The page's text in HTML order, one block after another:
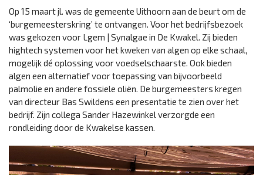
Op 15 maart jl. was de gemeente Uithoorn aan de beurt om de
‘burgemeesterskring’ te ontvangen. Voor het bedrijfsbezoek
was gekozen voor Lgem | Synalgae in De Kwakel. Zij bieden
hightech systemen voor het kweken van algen op elke schaal,
mogelijk dé oplossing voor voedselschaarste. Ook bieden
algen een alternatief voor toepassing van bijvoorbeeld
palmolie en andere fossiele oliën. De burgemeesters kregen
van directeur Bas Swildens een presentatie te zien over het
bedrijf. Zijn collega Sander Hazewinkel verzorgde een
rondleiding door de Kwakelse kassen.